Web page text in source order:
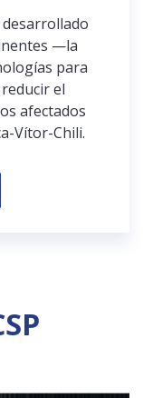
—la
para
el
afectados
Vítor-Chili.